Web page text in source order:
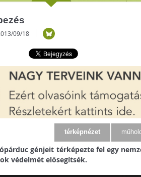
09/18
térképnézet
génjeit térképezte fel egy
védelmét elősegítsék.